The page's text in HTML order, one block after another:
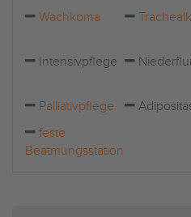
Wachkoma
Intensivpflege
Palliativpflege
feste
Beatmungsstation